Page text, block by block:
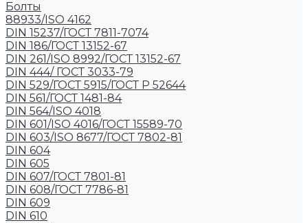
Болты
88933/ISO 4162
DIN 15237/ГОСТ 7811-7074
DIN 186/ГОСТ 13152-67
DIN 261/ISO 8992/ГОСТ 13152-67
DIN 444/ ГОСТ 3033-79
DIN 529/ГОСТ 5915/ГОСТ Р 52644
DIN 561/ГОСТ 1481-84
DIN 564/ISO 4018
DIN 601/ISO 4016/ГОСТ 15589-70
DIN 603/ISO 8677/ГОСТ 7802-81
DIN 604
DIN 605
DIN 607/ГОСТ 7801-81
DIN 608/ГОСТ 7786-81
DIN 609
DIN 610